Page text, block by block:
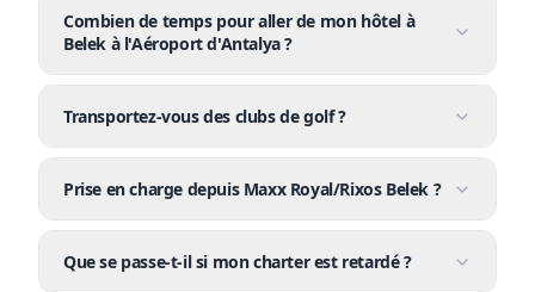
Combien de temps pour aller de mon hôtel à
Belek à l'Aéroport d'Antalya ?
Transportez-vous des clubs de golf ?
Prise en charge depuis Maxx Royal/Rixos Belek ?
Que se passe-t-il si mon charter est retardé ?